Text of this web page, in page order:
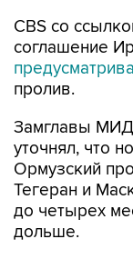
CBS со
соглашение
пролив.
Замглавы МИД
уточнял, что
Ормузский
Тегеран и
до четырех
дольше.